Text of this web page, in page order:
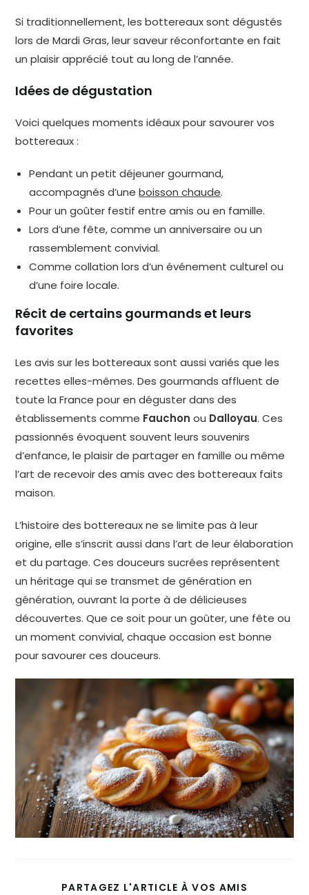
Si traditionnellement, les bottereaux sont dégustés
lors de Mardi Gras, leur saveur réconfortante en fait
un plaisir apprécié tout au long de l’année.
Idées de dégustation
Voici quelques moments idéaux pour savourer vos
bottereaux :
Pendant un petit déjeuner gourmand,
accompagnés d’uneboisson chaude.
Pour un goûter festif entre amis ou en famille.
Lors d’une fête, comme un anniversaire ou un
rassemblement convivial.
Comme collation lors d’un événement culturel ou
d’une foire locale.
Récit de certains gourmands et leurs
favorites
Les avis sur les bottereaux sont aussi variés que les
recettes elles-mêmes. Des gourmands affluent de
toute la France pour en déguster dans des
établissements comme Fauchon ou Dalloyau. Ces
passionnés évoquent souvent leurs souvenirs
d’enfance, le plaisir de partager en famille ou même
l’art de recevoir des amis avec des bottereaux faits
maison.
L’histoire des bottereaux ne se limite pas à leur
origine, elle s’inscrit aussi dans l’art de leur élaboration
et du partage. Ces douceurs sucrées représentent
un héritage qui se transmet de génération en
génération, ouvrant la porte à de délicieuses
découvertes. Que ce soit pour un goûter, une fête ou
un moment convivial, chaque occasion est bonne
pour savourer ces douceurs.
PARTAGEZ L'ARTICLE À VOS AMIS